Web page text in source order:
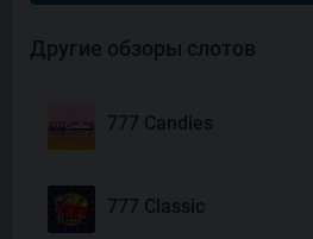
Другие обзоры слотов
777 Candies
777 Classic